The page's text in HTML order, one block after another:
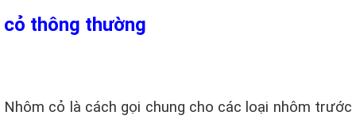
cỏ thông thường
Nhôm cỏ là cách gọi chung cho các loại nhôm trước